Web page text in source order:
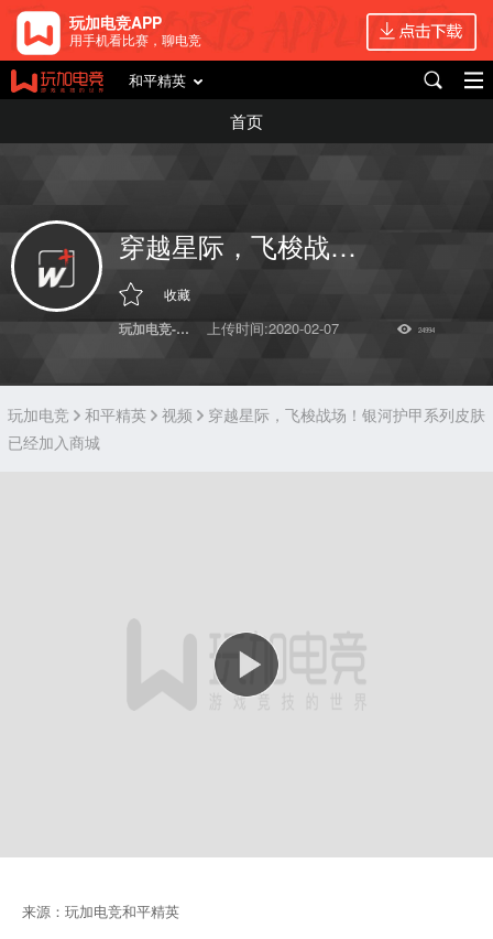
玩加电竞APP
用手机看比赛，聊电竞
和平精英
首页
穿越星际，飞梭战场！银河护甲系列皮肤已经加入商城
收藏
玩加电竞-和平精英 上传时间:2020-02-07 24994
玩加电竞 和平精英 视频
穿越星际，飞梭战场！银河护甲系列皮肤
已经加入商城
来源：玩加电竞和平精英